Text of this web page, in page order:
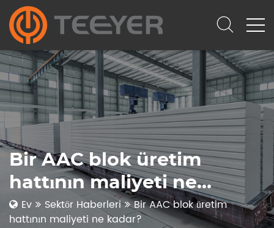
Bir AAC blok üretim
hattının maliyeti ne
kadar?
Ev Sektör Haberleri
Bir AAC blok üretim
hattının maliyeti ne kadar?